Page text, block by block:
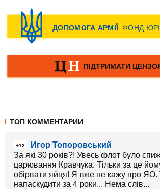
ТОП КОММЕНТАРИИ
+12
Игор Топоровський
За які 30 років?! Увесь флот було
царювання Кравчука. Тільки за це
обірвати яйця! Я вже не кажу про ЯО.
напаскудити за 4 роки... Нема слів...